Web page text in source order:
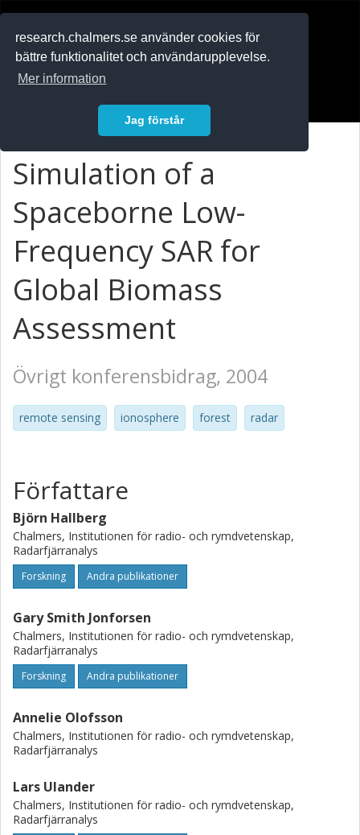
research.chalmers.se använder cookies för
bättre funktionalitet och användarupplevelse.
Mer information
Jag förstår
Simulation of a
Spaceborne Low-
Frequency SAR for
Global Biomass
Assessment
Övrigt konferensbidrag, 2004
remote sensing ionosphere forest radar
Författare
Björn Hallberg
Chalmers, Institutionen för radio- och rymdvetenskap,
Radarfjärranalys
Forskning Andra publikationer
Gary Smith Jonforsen
Chalmers, Institutionen för radio- och rymdvetenskap,
Radarfjärranalys
Forskning Andra publikationer
Annelie Olofsson
Chalmers, Institutionen för radio- och rymdvetenskap,
Radarfjärranalys
Lars Ulander
Chalmers, Institutionen för radio- och rymdvetenskap,
Radarfjärranalys